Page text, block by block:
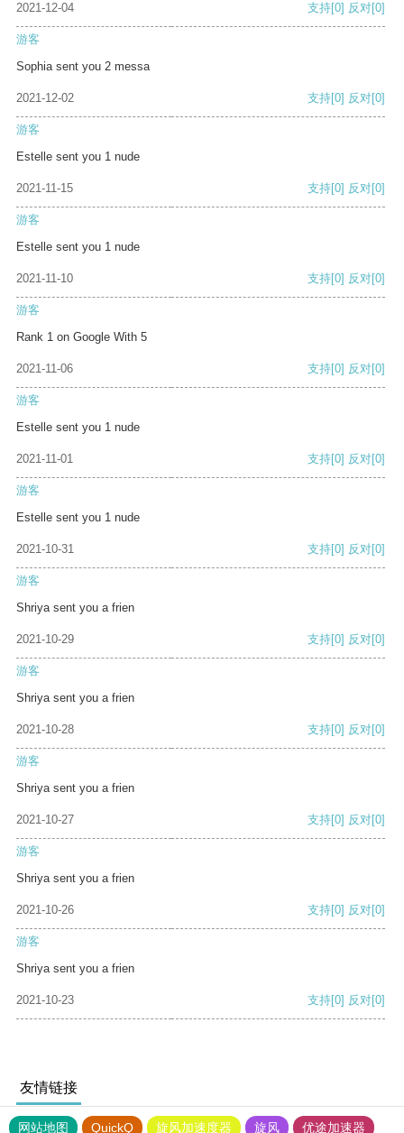
2021-12-04 支持[0] 反对[0]
游客
Sophia sent you 2 messa
2021-12-02 支持[0] 反对[0]
游客
Estelle sent you 1 nude
2021-11-15 支持[0] 反对[0]
游客
Estelle sent you 1 nude
2021-11-10 支持[0] 反对[0]
游客
Rank 1 on Google With 5
2021-11-06 支持[0] 反对[0]
游客
Estelle sent you 1 nude
2021-11-01 支持[0] 反对[0]
游客
Estelle sent you 1 nude
2021-10-31 支持[0] 反对[0]
游客
Shriya sent you a frien
2021-10-29 支持[0] 反对[0]
游客
Shriya sent you a frien
2021-10-28 支持[0] 反对[0]
游客
Shriya sent you a frien
2021-10-27 支持[0] 反对[0]
游客
Shriya sent you a frien
2021-10-26 支持[0] 反对[0]
游客
Shriya sent you a frien
2021-10-23 支持[0] 反对[0]
友情链接
网站地图 QuickQ 旋风加速度器 旋风 优途加速器